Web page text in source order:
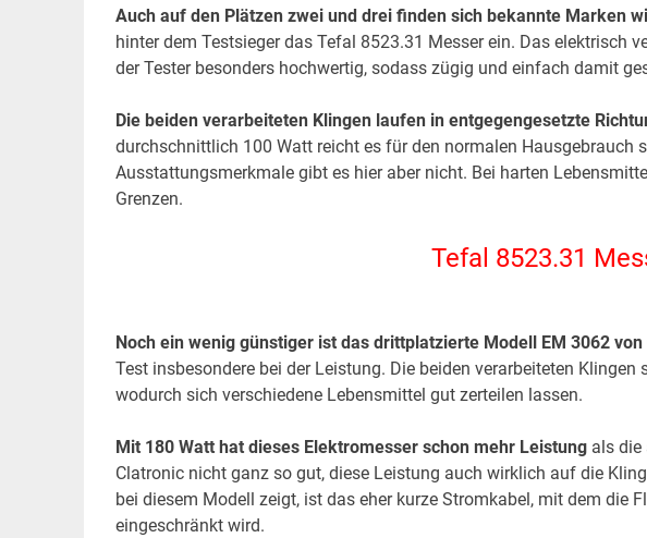
Auch auf den Plätzen zwei und drei finden sich bekannte Marken
hinter dem Testsieger das Tefal 8523.31 Messer ein. Das elektrisch
der Tester besonders hochwertig, sodass zügig und einfach damit
Die beiden verarbeiteten Klingen laufen in entgegengesetzte
durchschnittlich 100 Watt reicht es für den normalen Hausgebrauch
Ausstattungsmerkmale gibt es hier aber nicht. Bei harten
Grenzen.
Tefal 8523.31
Noch ein wenig günstiger ist das drittplatzierte Modell EM 3062
Test insbesondere bei der Leistung. Die beiden verarbeiteten
wodurch sich verschiedene Lebensmittel gut zerteilen lassen.
Mit 180 Watt hat dieses Elektromesser schon mehr Leistungals die
Clatronic nicht ganz so gut, diese Leistung auch wirklich auf die
bei diesem Modell zeigt, ist das eher kurze Stromkabel, mit dem die
eingeschränkt wird.